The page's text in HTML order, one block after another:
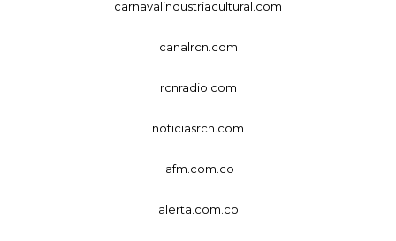
carnavalindustriacultural.com
canalrcn.com
rcnradio.com
noticiasrcn.com
lafm.com.co
alerta.com.co